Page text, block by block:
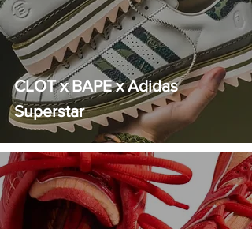
CLOT x BAPE x Adidas
Superstar